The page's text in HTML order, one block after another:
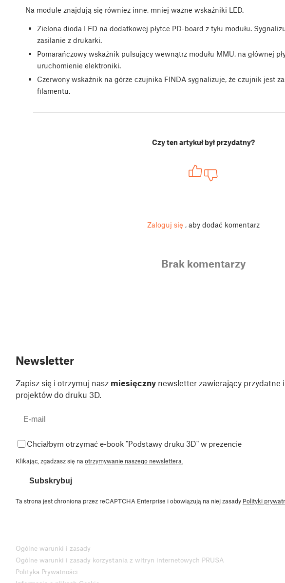
Na module znajdują się również inne, mniej ważne wskaźniki LED.
Zielona dioda LED na dodatkowej płytce PD-board z tyłu modułu.
zasilanie z drukarki.
Pomarańczowy wskaźnik pulsujący wewnątrz modułu MMU, na głównej
uruchomienie elektroniki.
Czerwony wskaźnik na górze czujnika FINDA sygnalizuje, że czujnik jest
filamentu.
Czy ten artykuł był przydatny?
Zaloguj się , aby dodać komentarz
Brak komentarzy
Newsletter
Zapisz się i otrzymuj nasz miesięczny newsletter zawierający przydatne
projektów do druku 3D.
Chciałbym otrzymać e-book "Podstawy druku 3D" w prezencie
Klikając, zgadzasz się na otrzymywanie naszego newslettera.
Subskrybuj
Ta strona jest chroniona przez reCAPTCHA Enterprise i obowiązują na niej zasady Polityki
Ogólne warunki i zasady
Ogólne warunki i zasady korzystania z witryn internetowych PRUSA
Polityka Prywatności